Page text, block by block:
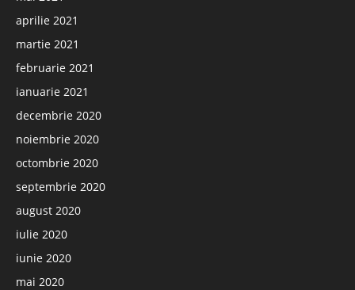
aprilie 2021
martie 2021
februarie 2021
ianuarie 2021
decembrie 2020
noiembrie 2020
octombrie 2020
septembrie 2020
august 2020
iulie 2020
iunie 2020
mai 2020